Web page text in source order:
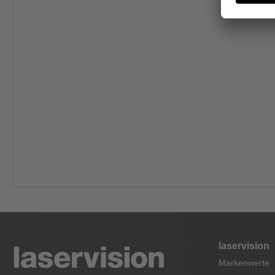
laservision
Markenwerte